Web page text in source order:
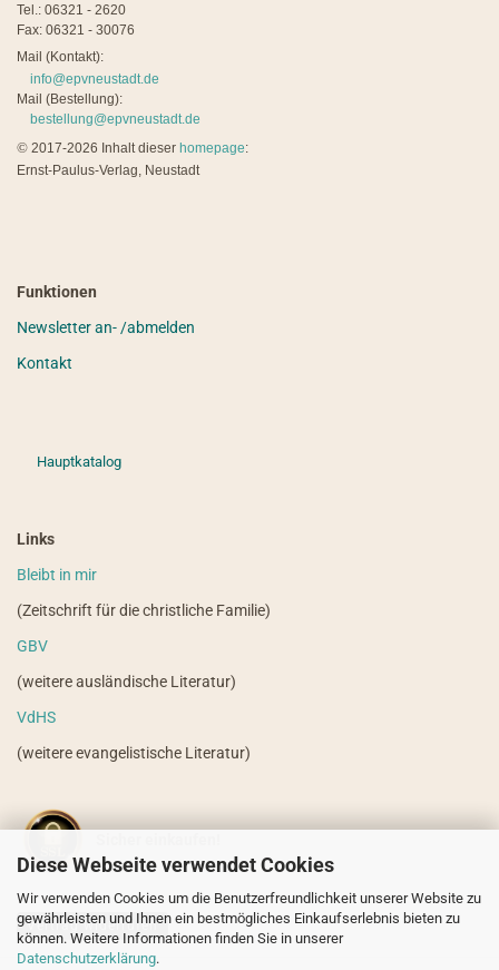
Diese Webseite verwendet Cookies
Wir verwenden Cookies um die Benutzerfreundlichkeit unserer Website zu
gewährleisten und Ihnen ein bestmögliches Einkaufserlebnis bieten zu
können. Weitere Informationen finden Sie in unserer
Datenschutzerklärung.
Tel.: 06321 - 2620
Fax: 06321 - 30076
Mail (Kontakt):
info@epvneustadt.de
Mail (Bestellung):
bestellung@epvneustadt.de
© 2017-2026 Inhalt dieser homepage:
Ernst-Paulus-Verlag, Neustadt
Funktionen
Newsletter an- /abmelden
Kontakt
Hauptkatalog
Links
Bleibt in mir
(Zeitschrift für die christliche Familie)
GBV
(weitere ausländische Literatur)
VdHS
(weitere evangelistische Literatur)
Vertrag widerrufen